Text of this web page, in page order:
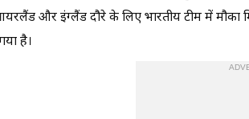
और इंग्लैंड दौरे के लिए भारतीय टीम में मौका
है।